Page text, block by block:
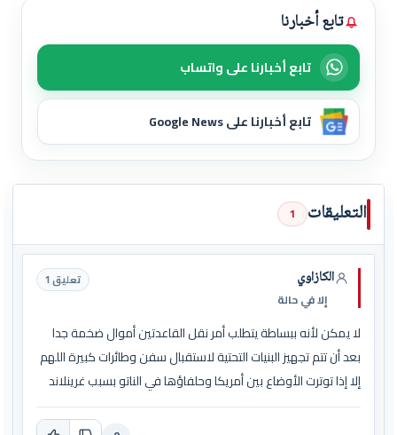
تابع أخبارنا
تابع أخبارنا على واتساب
تابع أخبارنا على Google News
التعليقات 1
الكازاوي
إلا في حالة
تعليق 1
لا يمكن لأنه ببساطة يتطلب أمر نقل القاعدتين أموال ضخمة جدا
بعد أن تتم تجهيز البنيات التحتية لاستقبال سفن وطائرات كبيرة اللهم
إلا إذا توترت الأوضاع بين أمريكا وحلفاؤها في الناتو بسبب غرينلاند